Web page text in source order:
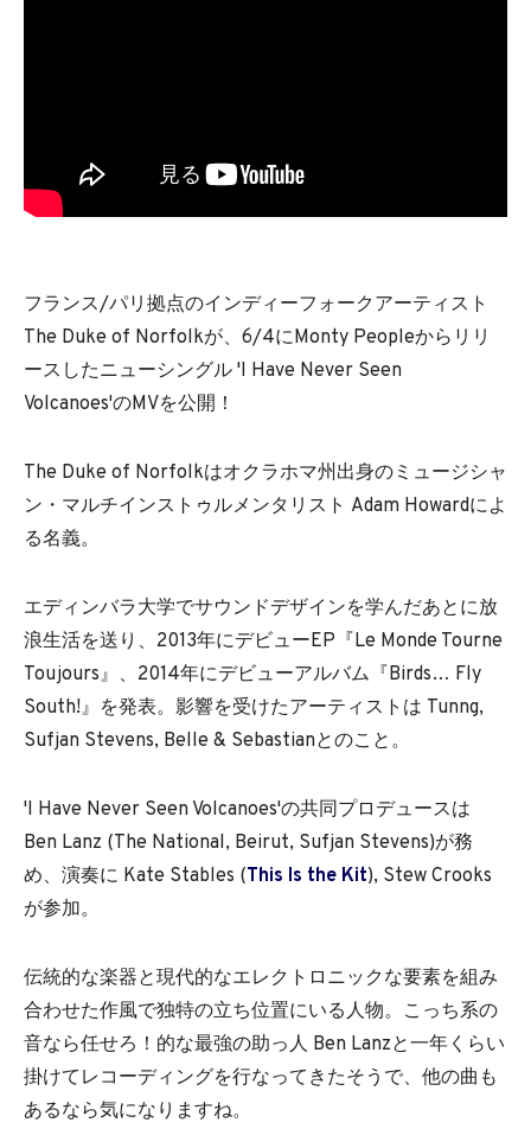
フランス/パリ拠点のインディーフォークアーティスト
The Duke of Norfolkが、6/4にMonty Peopleからリリ
ースしたニューシングル 'I Have Never Seen
Volcanoes'のMVを公開！
The Duke of Norfolkはオクラホマ州出身のミュージシャ
ン・マルチインストゥルメンタリスト Adam Howardによ
る名義。
エディンバラ大学でサウンドデザインを学んだあとに放
浪生活を送り、2013年にデビューEP『Le Monde Tourne
Toujours』、2014年にデビューアルバム『Birds… Fly
South!』を発表。影響を受けたアーティストは Tunng,
Sufjan Stevens, Belle & Sebastianとのこと。
'I Have Never Seen Volcanoes'の共同プロデュースは
Ben Lanz (The National, Beirut, Sufjan Stevens)が務
め、演奏に Kate Stables (This Is the Kit), Stew Crooks
が参加。
伝統的な楽器と現代的なエレクトロニックな要素を組み
合わせた作風で独特の立ち位置にいる人物。こっち系の
音なら任せろ！的な最強の助っ人 Ben Lanzと一年くらい
掛けてレコーディングを行なってきたそうで、他の曲も
あるなら気になりますね。